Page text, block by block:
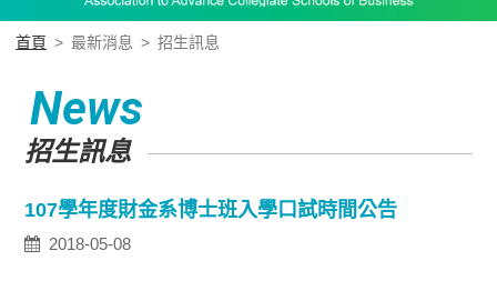
首頁 > 最新消息 > 招生訊息
News
招生訊息
107學年度財金系博士班入學口試時間公告
2018-05-08